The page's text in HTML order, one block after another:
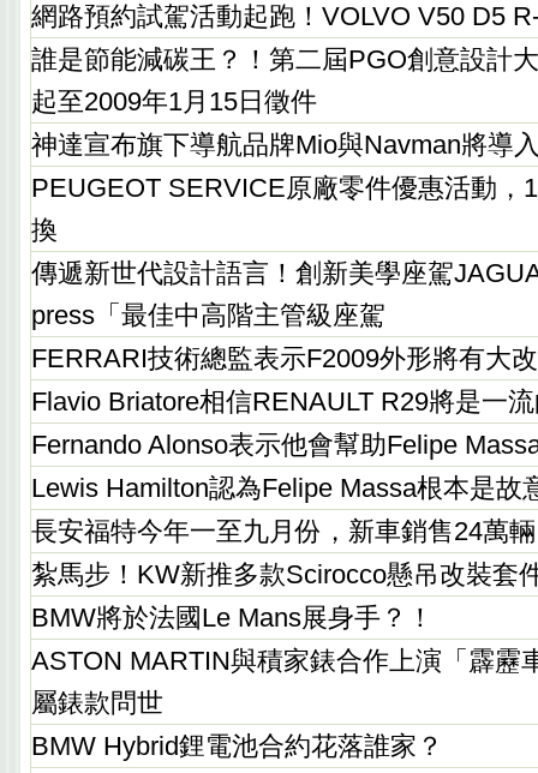
網路預約試駕活動起跑！VOLVO V50 D5
誰是節能減碳王？！第二屆PGO創意設計
起至2009年1月15日徵件
神達宣布旗下導航品牌Mio與Navman將導
PEUGEOT SERVICE原廠零件優惠活動，
換
傳遞新世代設計語言！創新美學座駕
press「最佳中高階主管級座駕
FERRARI技術總監表示F2009外形將有大
Flavio Briatore相信RENAULT R29將是一
Fernando Alonso表示他會幫助Felipe
Lewis Hamilton認為Felipe Massa根本是故
長安福特今年一至九月份，新車銷售24萬輛
紮馬步！KW新推多款Scirocco懸吊改裝套
BMW將於法國Le Mans展身手？！
ASTON MARTIN與積家錶合作上演「霹靂
屬錶款問世
BMW Hybrid鋰電池合約花落誰家？